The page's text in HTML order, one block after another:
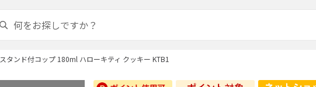
スタンド付コップ 180ml ハローキティ クッキー KTB1